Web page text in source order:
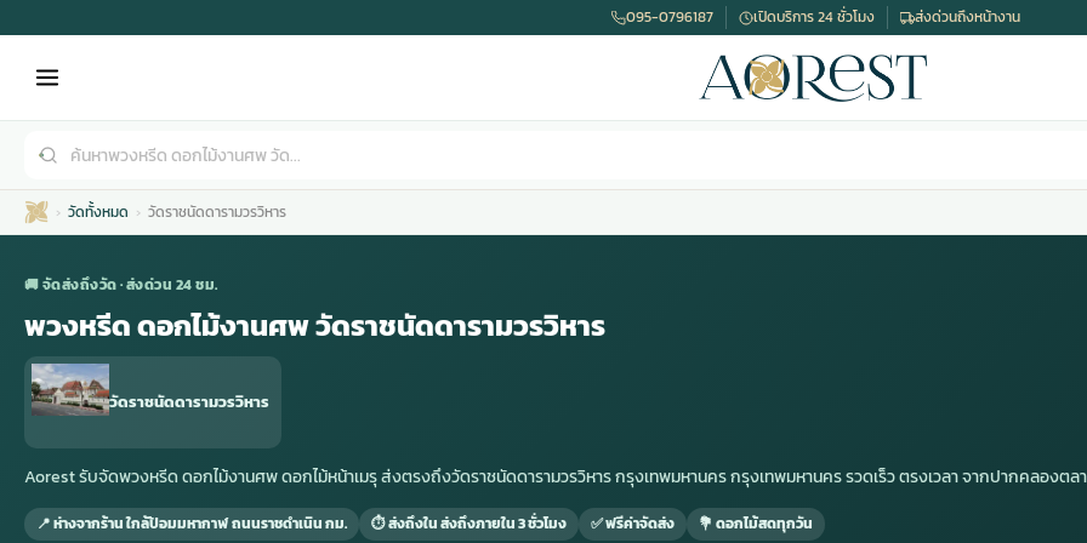
ดอกไม้หน้าศพ
ดอกไม้จัดงานศพ
จัดดอกไม้หน้าศพ
พวงหรีด กรุงเทพ
พวงหรีดราคา
สั่งพวงหรีด
น้าเมรุ
มรุสีขาว
ไม้งานแต่ง
ไม้งานแต่ง ราคา
ไม้งานแต่ง ราคาถูก
พวงหรีดพัดลม
พวงหรีดพัดลม ราคา
พวงหรีดพัดลม ราคาถูก
รับจัดงานศพ
รับจัดงานศพ ราคา
รับจัดงานศพ ครบวงจร
095-0796187 เปิดบริการ 24 ชั่วโมง ส่งด่วนถึงหน้างาน
วัดทั้งหมด วัดราชนัดดารามวรวิหาร
🚚 จัดส่งถึงวัด · ส่งด่วน 24 ชม.
พวงหรีด ดอกไม้งานศพ วัดราชนัดดารามวรวิหาร
วัดราชนัดดารามวรวิหาร
Aorest รับจัดพวงหรีด ดอกไม้งานศพ ดอกไม้หน้าเมรุ ส่งตรงถึงวัดราชนัดดารามวรวิหาร กรุงเทพมหานคร กรุงเทพมหานคร รวดเร็ว ตรงเวลา จากปากคลองตล
📍 ห่างจากร้าน ใกล้ป้อมมหากาฬ ถนนราชดำเนิน กม. ⏱ ส่งถึงใน ส่งถึงภายใน 3 ชั่วโมง ✅ ฟรีค่าจัดส่ง 💐 ดอกไม้สดทุกวัน